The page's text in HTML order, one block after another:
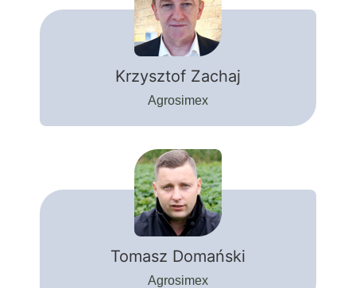
Krzysztof Zachaj
Agrosimex
Tomasz Domański
Agrosimex